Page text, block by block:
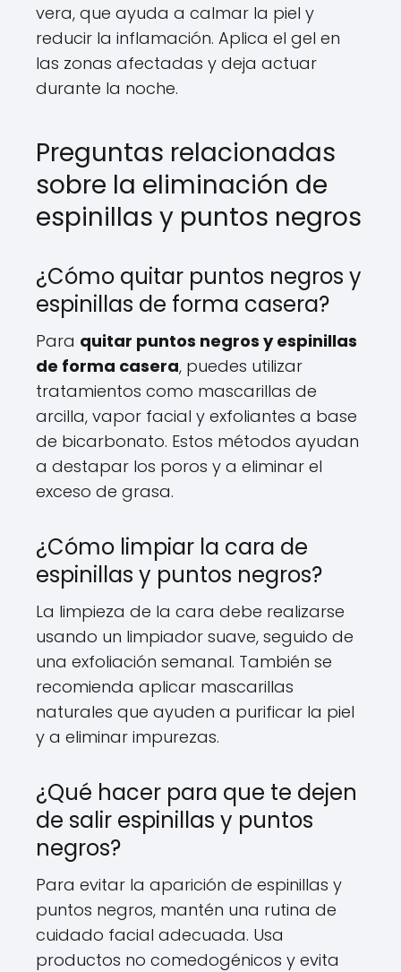
vera, que ayuda a calmar la piel y
reducir la inflamación. Aplica el gel en
las zonas afectadas y deja actuar
durante la noche.
Preguntas relacionadas
sobre la eliminación de
espinillas y puntos negros
¿Cómo quitar puntos negros y
espinillas de forma casera?
Para quitar puntos negros y espinillas
de forma casera, puedes utilizar
tratamientos como mascarillas de
arcilla, vapor facial y exfoliantes a base
de bicarbonato. Estos métodos ayudan
a destapar los poros y a eliminar el
exceso de grasa.
¿Cómo limpiar la cara de
espinillas y puntos negros?
La limpieza de la cara debe realizarse
usando un limpiador suave, seguido de
una exfoliación semanal. También se
recomienda aplicar mascarillas
naturales que ayuden a purificar la piel
y a eliminar impurezas.
¿Qué hacer para que te dejen
de salir espinillas y puntos
negros?
Para evitar la aparición de espinillas y
puntos negros, mantén una rutina de
cuidado facial adecuada. Usa
productos no comedogénicos y evita